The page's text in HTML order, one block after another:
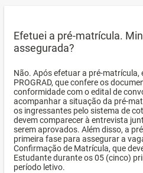
Efetuei a pré-matrícula.
assegurada?
Não. Após efetuar a pré-matrícula,
PROGRAD, que confere os
conformidade com o edital de
acompanhar a situação da pré-
os ingressantes pelo sistema de
devem comparecer à entrevista
serem aprovados. Além disso, a
primeira fase para assegurar a
Confirmação de Matrícula, que
Estudante durante os 05 (cinco)
período letivo.